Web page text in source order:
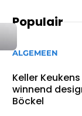
Populair
ALGEMEEN
Keller
winnend
Böckel